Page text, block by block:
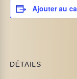
Ajouter au
DÉTAILS